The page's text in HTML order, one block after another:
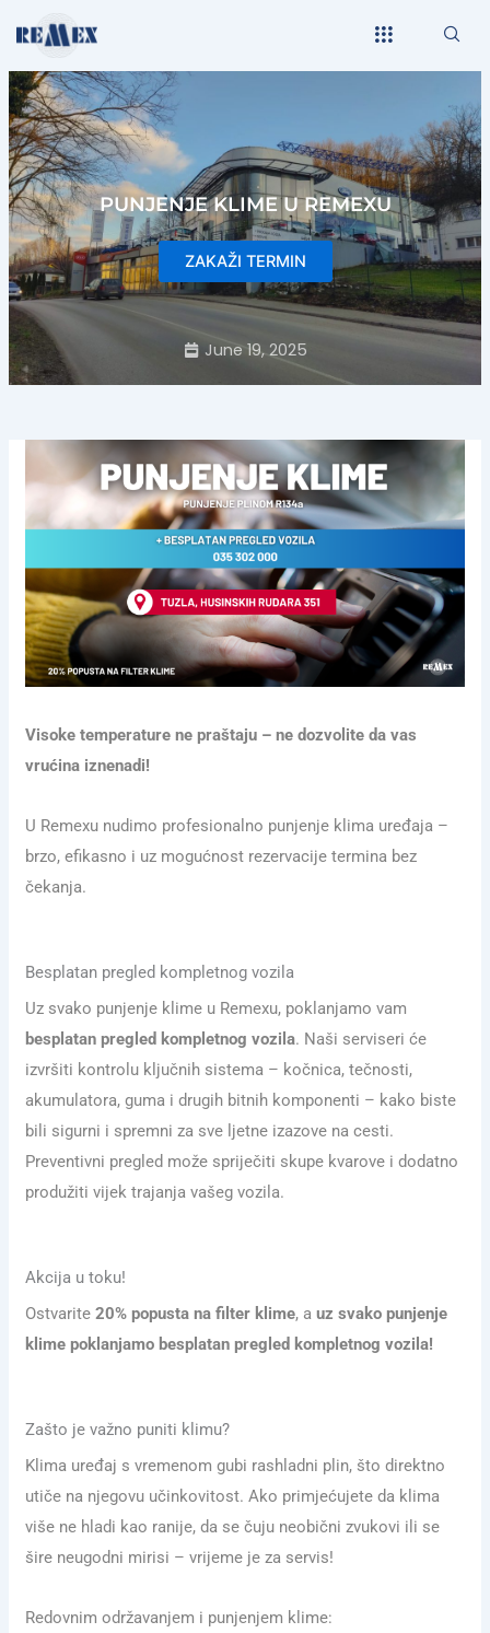
PUNJENJE KLIME U REMEXU
ZAKAŽI TERMIN
June 19, 2025
Visoke temperature ne praštaju – ne dozvolite da vas
vrućina iznenadi!
U Remexu nudimo profesionalno punjenje klima uređaja –
brzo, efikasno i uz mogućnost rezervacije termina bez
čekanja.
Besplatan pregled kompletnog vozila
Uz svako punjenje klime u Remexu, poklanjamo vam
besplatan pregled kompletnog vozila. Naši serviseri će
izvršiti kontrolu ključnih sistema – kočnica, tečnosti,
akumulatora, guma i drugih bitnih komponenti – kako biste
bili sigurni i spremni za sve ljetne izazove na cesti.
Preventivni pregled može spriječiti skupe kvarove i dodatno
produžiti vijek trajanja vašeg vozila.
Akcija u toku!
Ostvarite 20% popusta na filter klime, a uz svako punjenje
klime poklanjamo besplatan pregled kompletnog vozila!
Zašto je važno puniti klimu?
Klima uređaj s vremenom gubi rashladni plin, što direktno
utiče na njegovu učinkovitost. Ako primjećujete da klima
više ne hladi kao ranije, da se čuju neobični zvukovi ili se
šire neugodni mirisi – vrijeme je za servis!
Redovnim održavanjem i punjenjem klime: